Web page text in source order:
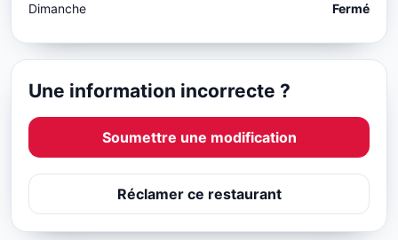
Dimanche Fermé
Une information incorrecte ?
Soumettre une modification
Réclamer ce restaurant